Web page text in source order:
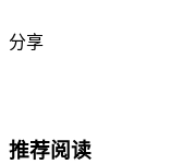
分享
推荐阅读